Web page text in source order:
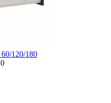
120/180